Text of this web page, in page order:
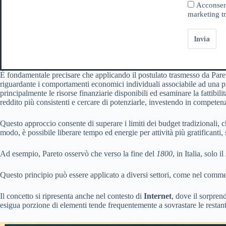
marketing
Invia
È fondamentale precisare che applicando il postulato trasmesso da
riguardante i comportamenti economici individuali associabile ad una
principalmente le risorse finanziarie disponibili ed esaminare la
reddito più consistenti e cercare di potenziarle, investendo in
Questo approccio consente di superare i limiti dei budget tradizionali,
modo, è possibile liberare tempo ed energie per attività più
Ad esempio, Pareto osservò che verso la fine del 1800, in Italia, solo il
Questo principio può essere applicato a diversi settori, come nel
Il concetto si ripresenta anche nel contesto di Internet, dove il
esigua porzione di elementi tende frequentemente a sovrastare le